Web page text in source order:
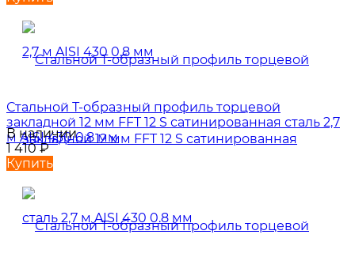
Стальной Т-образный профиль торцевой
закладной 12 мм FFT 12 S сатинированная сталь 2,7
м AISI 430 0.8 мм
В наличии
1 410₽
Купить